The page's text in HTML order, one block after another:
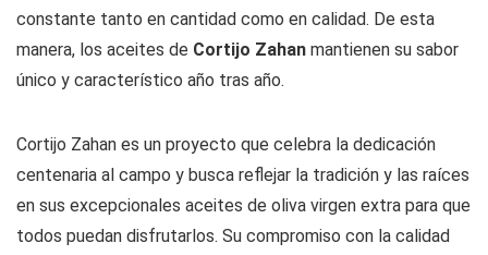
constante tanto en cantidad como en calidad. De esta
manera, los aceites de Cortijo Zahan mantienen su sabor
único y característico año tras año.
Cortijo Zahan es un proyecto que celebra la dedicación
centenaria al campo y busca reflejar la tradición y las raíces
en sus excepcionales aceites de oliva virgen extra para que
todos puedan disfrutarlos. Su compromiso con la calidad